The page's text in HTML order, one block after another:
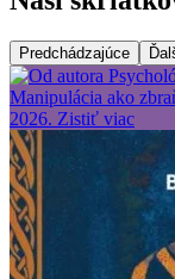
Predchádzajúce